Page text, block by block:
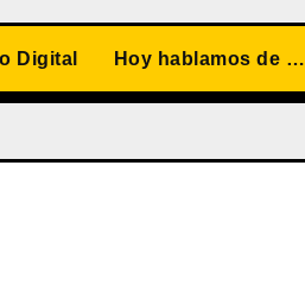
Digital Hoy hablamos de …